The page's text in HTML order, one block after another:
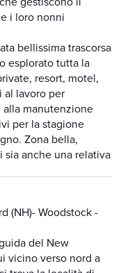
i loro nonni
bellissima trascorsa
esplorato tutta la
resort, motel,
al lavoro per
manutenzione
per la stagione
Zona bella,
sia anche una relativa
(NH)- Woodstock -
del New
vicino verso nord a